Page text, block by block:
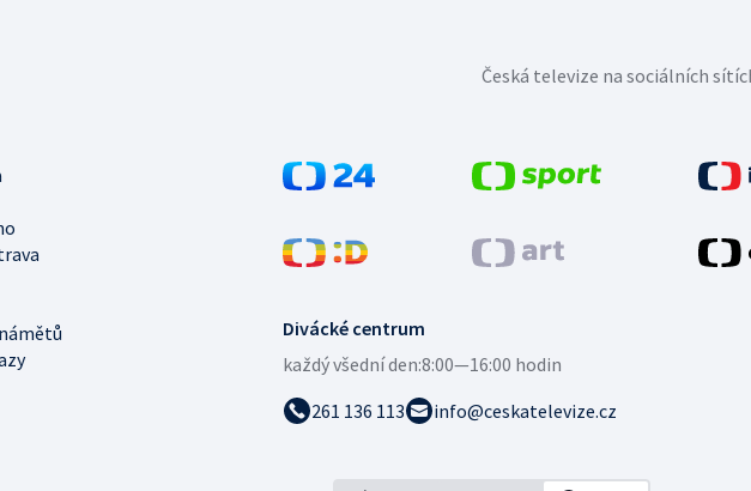
Divácké centrum
každý všední den:8:00—16:00 hodin
261 136 113
info@ceskatelevize.cz
Česká televize na sociálních